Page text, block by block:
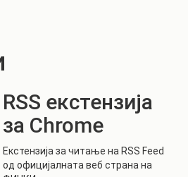
RSS екстензија
за Chrome
Екстензија за читање на RSS Feed
од официјалната веб страна на